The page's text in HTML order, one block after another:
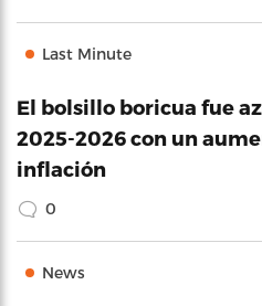
Last Minute
El bolsillo boricua fue
2025-2026 con un
inflación
0
News